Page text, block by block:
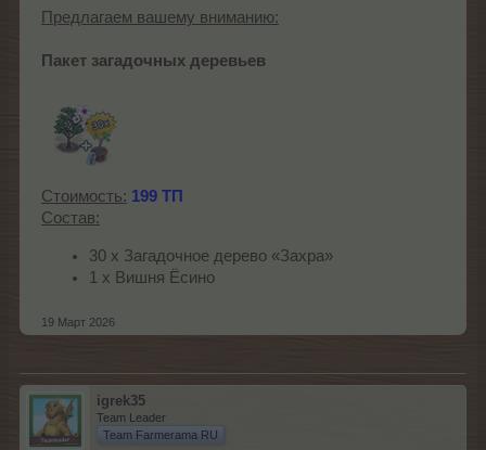
Предлагаем вашему вниманию:
Пакет загадочных деревьев
Стоимость: 199 ТП
Состав:
30 х Загадочное дерево «Захра»
1 х Вишня Ёсино
19 Март 2026
igrek35
Team Leader
Team Farmerama RU